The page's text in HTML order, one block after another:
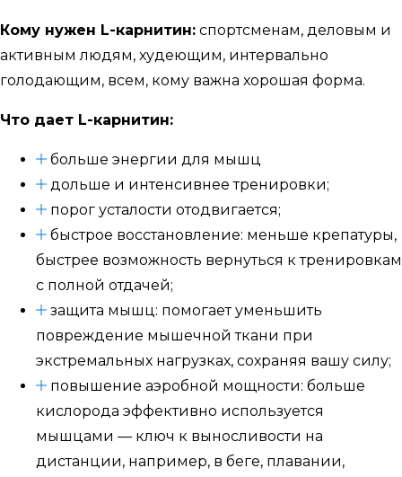
Кому нужен L-карнитин: спортсменам, деловым и
активным людям, худеющим, интервально
голодающим, всем, кому важна хорошая форма.
Что дает L-карнитин:
больше энергии для мышц
дольше и интенсивнее тренировки;
порог усталости отодвигается;
быстрое восстановление: меньше крепатуры,
быстрее возможность вернуться к тренировкам
с полной отдачей;
защита мышц: помогает уменьшить
повреждение мышечной ткани при
экстремальных нагрузках, сохраняя вашу силу;
повышение аэробной мощности: больше
кислорода эффективно используется
мышцами — ключ к выносливости на
дистанции, например, в беге, плавании,